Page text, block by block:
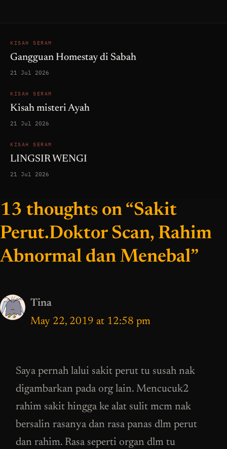
KISAH SERAM
Gangguan Homestay di Sabah
21 Jul 2026
KISAH SERAM
Kisah misteri Ayah
21 Jul 2026
KISAH SERAM
LINGSIR WENGI
21 Jul 2026
13 thoughts on “Sakit
Perut.Doktor Scan, Rahim
Abnormal dan Menebal”
Tina
May 22, 2019 at 12:58 pm
Saya pernah lalui sakit perut tu susah nak
digambarkan pada org lain. Mencucuk2
rahim sakit hingga ke alat sulit mcm nak
bersalin rasanya dan rasa panas dlm perut
dan rahim. Rasa seperti organ dlm tu